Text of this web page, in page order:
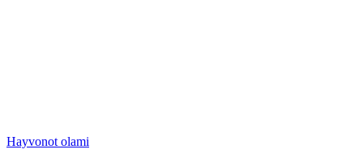
Hayvonot olami